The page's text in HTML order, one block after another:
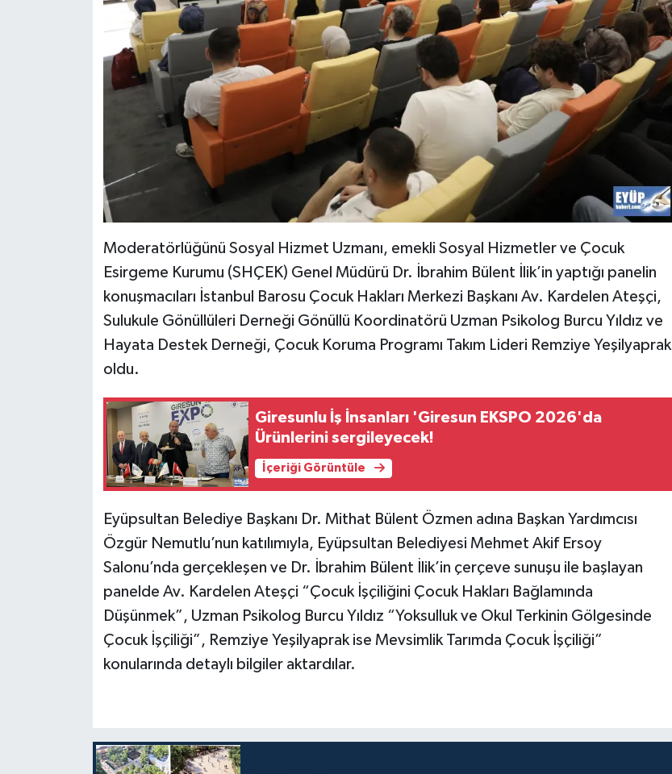
Moderatörlüğünü Sosyal Hizmet Uzmanı, emekli Sosyal Hizmetler ve Çocuk
Esirgeme Kurumu (SHÇEK) Genel Müdürü Dr. İbrahim Bülent İlik’in yaptığı panelin
konuşmacıları İstanbul Barosu Çocuk Hakları Merkezi Başkanı Av. Kardelen Ateşçi,
Sulukule Gönüllüleri Derneği Gönüllü Koordinatörü Uzman Psikolog Burcu Yıldız ve
Hayata Destek Derneği, Çocuk Koruma Programı Takım Lideri Remziye Yeşilyaprak
oldu.
Giresunlu İş İnsanları 'Giresun EKSPO 2026'da
Ürünlerini sergileyecek!
İçeriği Görüntüle
Eyüpsultan Belediye Başkanı Dr. Mithat Bülent Özmen adına Başkan Yardımcısı
Özgür Nemutlu’nun katılımıyla, Eyüpsultan Belediyesi Mehmet Akif Ersoy
Salonu’nda gerçekleşen ve Dr. İbrahim Bülent İlik’in çerçeve sunuşu ile başlayan
panelde Av. Kardelen Ateşçi “Çocuk İşçiliğini Çocuk Hakları Bağlamında
Düşünmek”, Uzman Psikolog Burcu Yıldız “Yoksulluk ve Okul Terkinin Gölgesinde
Çocuk İşçiliği”, Remziye Yeşilyaprak ise Mevsimlik Tarımda Çocuk İşçiliği”
konularında detaylı bilgiler aktardılar.